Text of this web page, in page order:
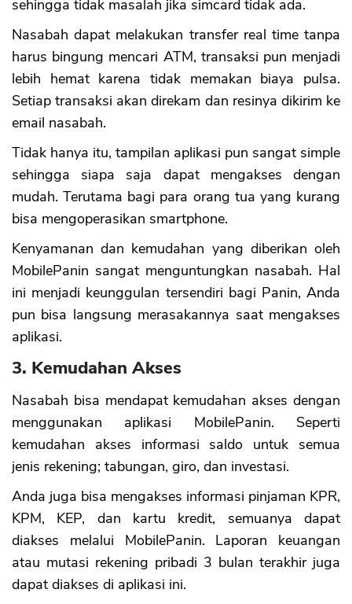
sehingga tidak masalah jika simcard tidak ada.
Nasabah dapat melakukan transfer real time tanpa
harus bingung mencari ATM, transaksi pun menjadi
lebih hemat karena tidak memakan biaya pulsa.
Setiap transaksi akan direkam dan resinya dikirim ke
email nasabah.
Tidak hanya itu, tampilan aplikasi pun sangat simple
sehingga siapa saja dapat mengakses dengan
mudah. Terutama bagi para orang tua yang kurang
bisa mengoperasikan smartphone.
Kenyamanan dan kemudahan yang diberikan oleh
MobilePanin sangat menguntungkan nasabah. Hal
ini menjadi keunggulan tersendiri bagi Panin, Anda
pun bisa langsung merasakannya saat mengakses
aplikasi.
3. Kemudahan Akses
Nasabah bisa mendapat kemudahan akses dengan
menggunakan aplikasi MobilePanin. Seperti
kemudahan akses informasi saldo untuk semua
jenis rekening; tabungan, giro, dan investasi.
Anda juga bisa mengakses informasi pinjaman KPR,
KPM, KEP, dan kartu kredit, semuanya dapat
diakses melalui MobilePanin. Laporan keuangan
atau mutasi rekening pribadi 3 bulan terakhir juga
dapat diakses di aplikasi ini.